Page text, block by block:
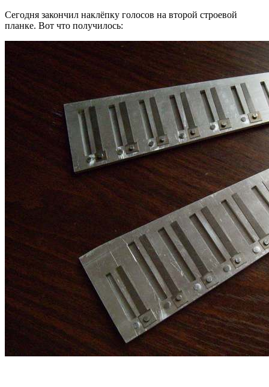
Сегодня закончил наклёпку голосов на второй строевой
планке. Вот что получилось: